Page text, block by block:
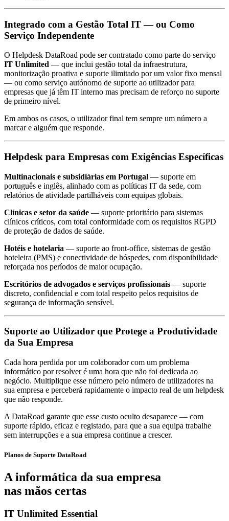
Integrado com a Gestão Total IT — ou Como
Serviço Independente
O Helpdesk DataRoad pode ser contratado como parte do serviço
IT Unlimited — que inclui gestão total da infraestrutura,
monitorização proativa e suporte ilimitado por um valor fixo mensal
— ou como serviço autónomo de suporte ao utilizador para
empresas que já têm IT interno mas precisam de reforço no suporte
de primeiro nível.
Em ambos os casos, o utilizador final tem sempre um número a
marcar e alguém que responde.
Helpdesk para Empresas com Exigências Específicas
Multinacionais e subsidiárias em Portugal — suporte em
português e inglês, alinhado com as políticas IT da sede, com
relatórios de atividade partilháveis com equipas globais.
Clínicas e setor da saúde — suporte prioritário para sistemas
clínicos críticos, com total conformidade com os requisitos RGPD
de proteção de dados de saúde.
Hotéis e hotelaria — suporte ao front-office, sistemas de gestão
hoteleira (PMS) e conectividade de hóspedes, com disponibilidade
reforçada nos períodos de maior ocupação.
Escritórios de advogados e serviços profissionais — suporte
discreto, confidencial e com total respeito pelos requisitos de
segurança de informação sensível.
Suporte ao Utilizador que Protege a Produtividade
da Sua Empresa
Cada hora perdida por um colaborador com um problema
informático por resolver é uma hora que não foi dedicada ao
negócio. Multiplique esse número pelo número de utilizadores na
sua empresa e perceberá rapidamente o impacto real de um helpdesk
que não responde.
A DataRoad garante que esse custo oculto desaparece — com
suporte rápido, eficaz e registado, para que a sua equipa trabalhe
sem interrupções e a sua empresa continue a crescer.
Planos de Suporte DataRoad
A informática da sua empresa
nas mãos certas
IT Unlimited Essential